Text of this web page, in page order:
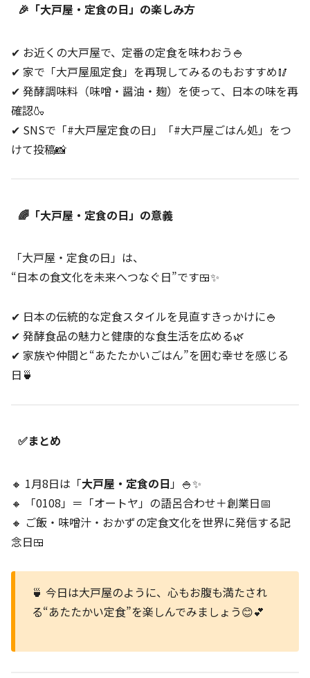
🎉「大戸屋・定食の日」の楽しみ方
✔ お近くの大戸屋で、定番の定食を味わおう🍚
✔ 家で「大戸屋風定食」を再現してみるのもおすすめ🥢
✔ 発酵調味料（味噌・醤油・麹）を使って、日本の味を再
確認🍶
✔ SNSで「#大戸屋定食の日」「#大戸屋ごはん処」をつ
けて投稿📸
🌈「大戸屋・定食の日」の意義
「大戸屋・定食の日」は、
“日本の食文化を未来へつなぐ日”です🍱✨
✔ 日本の伝統的な定食スタイルを見直すきっかけに🍚
✔ 発酵食品の魅力と健康的な食生活を広める🌿
✔ 家族や仲間と“あたたかいごはん”を囲む幸せを感じる
日🍵
✅まとめ
🔸 1月8日は「大戸屋・定食の日」🍚✨
🔸 「0108」＝「オートヤ」の語呂合わせ＋創業日📅
🔸 ご飯・味噌汁・おかずの定食文化を世界に発信する記
念日🍱
🍵 今日は大戸屋のように、心もお腹も満たされ
る“あたたかい定食”を楽しんでみましょう😊💕